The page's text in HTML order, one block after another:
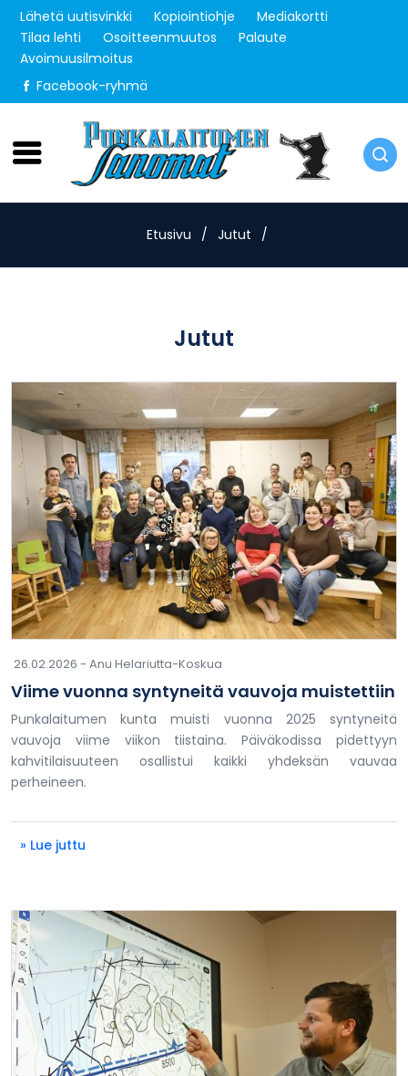
Lähetä uutisvinkki Kopiointiohje
Mediakortti
Tilaa lehti
Osoitteenmuutos
Palaute
Avoimuusilmoitus
Facebook-ryhmä
Etusivu / Jutut /
Jutut
26.02.2026 - Anu Helariutta-Koskua
Viime vuonna syntyneitä vauvoja muistettiin
Punkalaitumen kunta muisti vuonna 2025 syntyneitä
vauvoja viime viikon tiistaina. Päiväkodissa pidettyyn
kahvitilaisuuteen osallistui kaikki yhdeksän vauvaa
perheineen.
» Lue juttu